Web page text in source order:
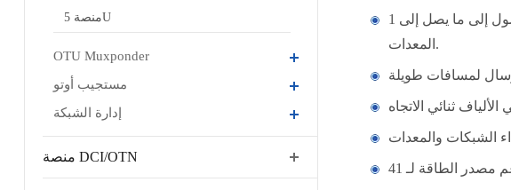
منصة 5U
OTU Muxponder
مستجيب أوتو
إدارة الشبكة
منصة DCI/OTN
يدعم الوصول إلى ما يصل إلى 1 * G خدمات ثنائية الاتجاه على قطعة واحدة من المعدات ، وتوسيع سعة الإرسال متاح من خلال حزمة
المعدات.